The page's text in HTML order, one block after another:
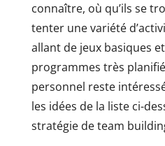
connaître, où qu’ils se
tenter une variété
allant de jeux basiques
programmes très
personnel reste
les idées de la liste ci-
stratégie de team